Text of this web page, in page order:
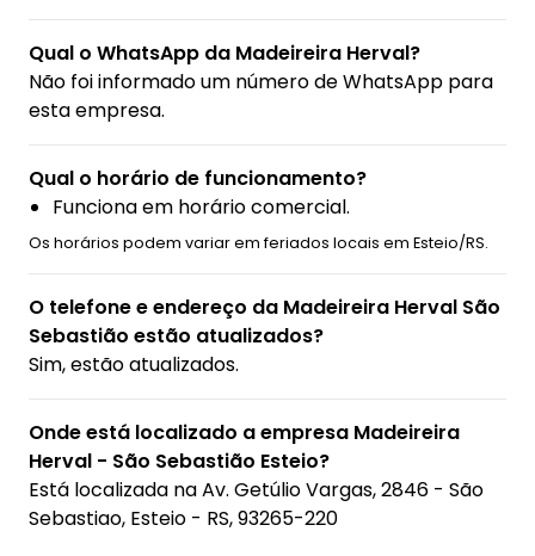
Qual o WhatsApp da Madeireira Herval?
Não foi informado um número de WhatsApp para
esta empresa.
Qual o horário de funcionamento?
Funciona em horário comercial.
Os horários podem variar em feriados locais em Esteio/RS.
O telefone e endereço da Madeireira Herval São
Sebastião estão atualizados?
Sim, estão atualizados.
Onde está localizado a empresa Madeireira
Herval - São Sebastião Esteio?
Está localizada naAv. Getúlio Vargas, 2846 - São
Sebastiao, Esteio - RS, 93265-220